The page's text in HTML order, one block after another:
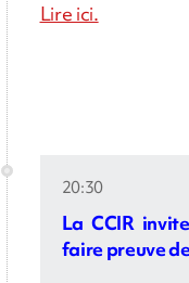
Lire ici.
20:30
La CCIR
faire preuve